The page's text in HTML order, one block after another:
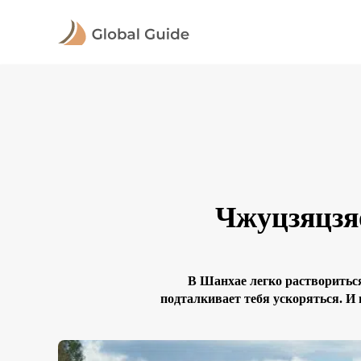
В Шанхае легко
подталкивает тебя ускоряться.